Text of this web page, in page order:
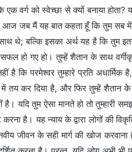
वर्ग को स्वेच्छा से क्यों बनाया
आज जब मैं यह बात कहता हूँ कि तुम
थे; बल्कि इसका अर्थ यह है कि तुम
हो गए हो। तुम्हें शैतान के साथ
है कि परमेश्वर तुम्हारे प्रति अधार्मिक
तय कर दिया है, और फिर तुम्हें शैतान
यदि तुम ऐसा मानते हो तो तुम्हारी
है। यह न्याय के द्वारा लोगों की
जीवन के सही मार्ग की खोज